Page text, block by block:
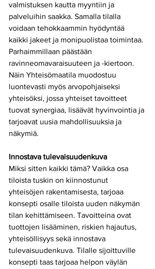
valmistuksen kautta myyntiin ja
palveluihin saakka. Samalla tilalla
voidaan tehokkaammin hyödyntää
kaikki jakeet ja monipuolistaa toimintaa.
Parhaimmillaan päästään
ravinneomavaraisuuteen ja -kiertoon.
Näin Yhteisömaatila muodostuu
luontevasti myös arvopohjaiseksi
yhteisöksi, jossa yhteiset tavoitteet
tuovat synergiaa, lisäävät hyvinvointia ja
tarjoavat uusia mahdollisuuksia ja
näkymiä.
Innostava tulevaisuudenkuva
Miksi sitten kaikki tämä? Vaikka osa
tiloista tuskin on kiinnostunut
yhteisöjen rakentamisesta, tarjoaa
konsepti osalle tiloista uuden näkymän
tilan kehittämiseen. Tavoitteina ovat
tuottojen lisääminen, riskien hajautus,
yhteisöllisyys sekä innostava
tulevaisuudenkuva. Tilalle sijoittuville
konsepti taas tarjoaa helpon väylän